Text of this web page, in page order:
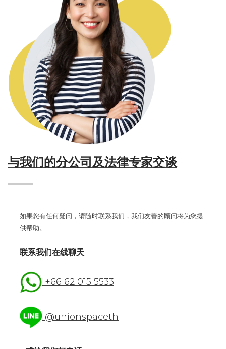
与我们的分公司及法律专家交谈
如果您有任何疑问，请随时联系我们，我们友善的顾问将为您提
供帮助。
联系我们在线聊天
+66 62 015 5533
@unionspaceth